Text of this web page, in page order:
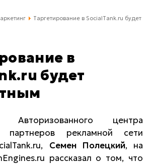
637-673
вход \ Левый торец здания
Пн-пт. с 9:30 до 18:30 (по Хбк)
Все контакты
Таргетирование в SocialTank.ru будет
будет
Авторизованного центра
партнеров рекламной сети
Семен Полецкий, на
рассказал о том, что